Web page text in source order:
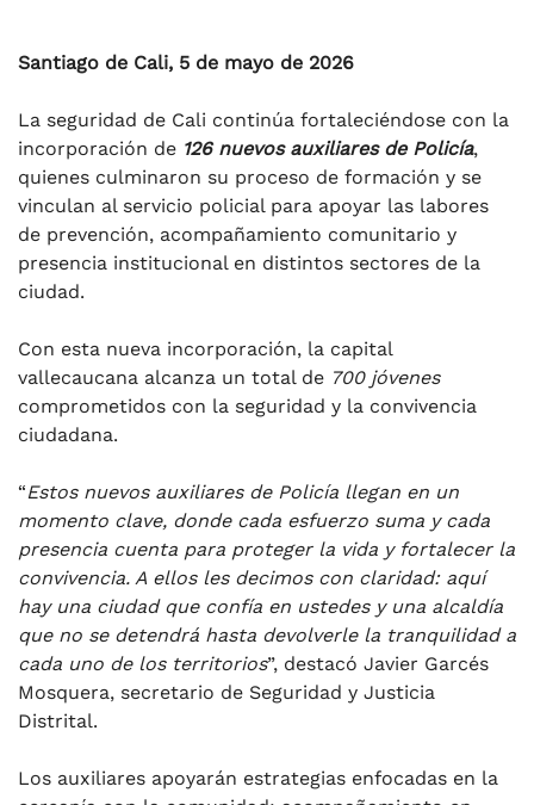
Santiago de Cali, 5 de mayo de 2026
La seguridad de Cali continúa fortaleciéndose con la
incorporación de 126 nuevos auxiliares de Policía,
quienes culminaron su proceso de formación y se
vinculan al servicio policial para apoyar las labores
de prevención, acompañamiento comunitario y
presencia institucional en distintos sectores de la
ciudad.
Con esta nueva incorporación, la capital
vallecaucana alcanza un total de 700 jóvenes
comprometidos con la seguridad y la convivencia
ciudadana.
“Estos nuevos auxiliares de Policía llegan en un
momento clave, donde cada esfuerzo suma y cada
presencia cuenta para proteger la vida y fortalecer la
convivencia. A ellos les decimos con claridad: aquí
hay una ciudad que confía en ustedes y una alcaldía
que no se detendrá hasta devolverle la tranquilidad a
cada uno de los territorios”, destacó Javier Garcés
Mosquera, secretario de Seguridad y Justicia
Distrital.
Los auxiliares apoyarán estrategias enfocadas en la